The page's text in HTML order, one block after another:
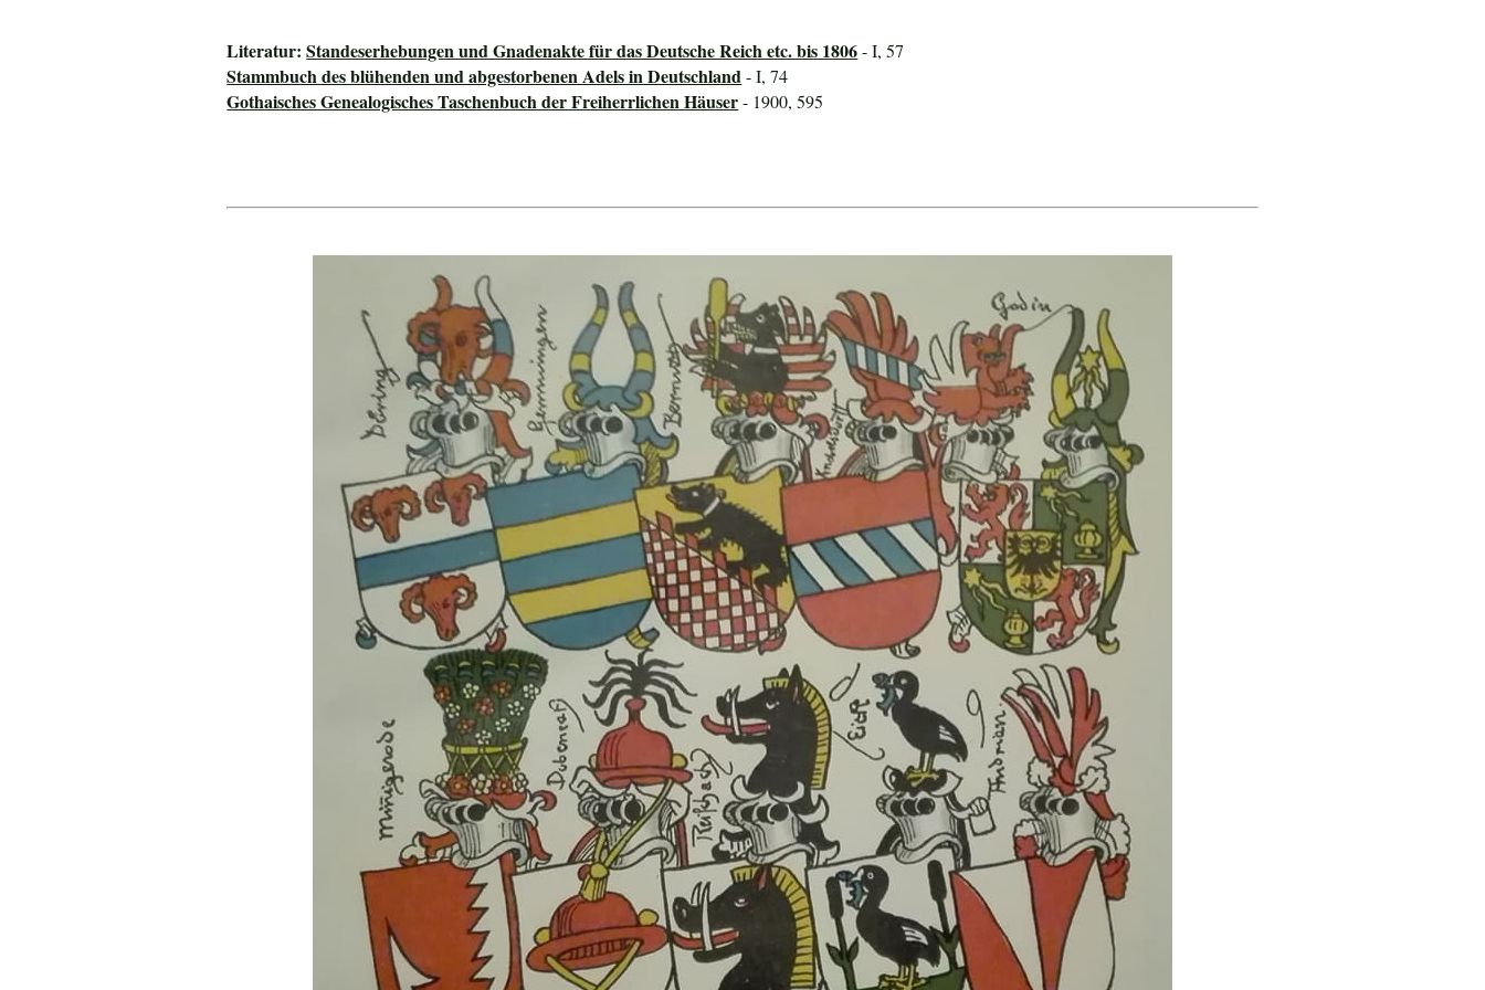
Literatur:Standeserhebungen und Gnadenakte für das Deutsche Reich etc. bis 1806- I, 57
Stammbuch des blühenden und abgestorbenen Adels in Deutschland - I, 74
Gothaisches Genealogisches Taschenbuch der Freiherrlichen Häuser- 1900, 595